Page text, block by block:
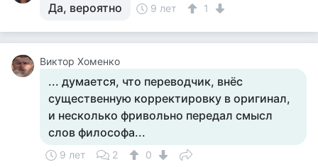
Да, вероятно 9 лет 1
Виктор Хоменко
... думается, что переводчик, внёс
существенную корректировку в оригинал,
и несколько фривольно передал смысл
слов философа...
9 лет 2
0